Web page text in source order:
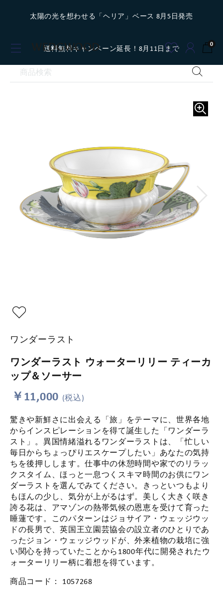
太陽の光を想わせる「ヘリア」ベース 8月5日発売
送料無料キャンペーン延長！8月11日まで 0
ワンダーラスト
ワンダーラスト ウォーターリリー ティーカ
ップ＆ソーサー
￥11,000 (税込)
驚きや新鮮さに出会える「旅」をテーマに、世界各地
からインスピレーションを得て誕生した「ワンダーラ
スト」。異国情緒溢れるワンダーラストは、「忙しい
毎日からちょっぴりエスケープしたい」あなたの気持
ちを後押しします。仕事中の休憩時間や家でのリラッ
クスタイム、ほっと一息つくスキマ時間のお供にワン
ダーラストを選んでみてください。きっといつもより
もほんの少し、気分が上がるはず。美しく大きく咲き
誇る花は、アマゾンの熱帯気候の恩恵を受けて育った
睡蓮です。このパターンはジョサイア・ウェッジウッ
ドの長男で、英国王立園芸協会の設立者のひとりであ
ったジョン・ウェッジウッドが、外来植物の栽培に強
い関心を持っていたことから1800年代に開発されたウ
ォーターリリー柄に着想を得ています。
商品コード： 1057268